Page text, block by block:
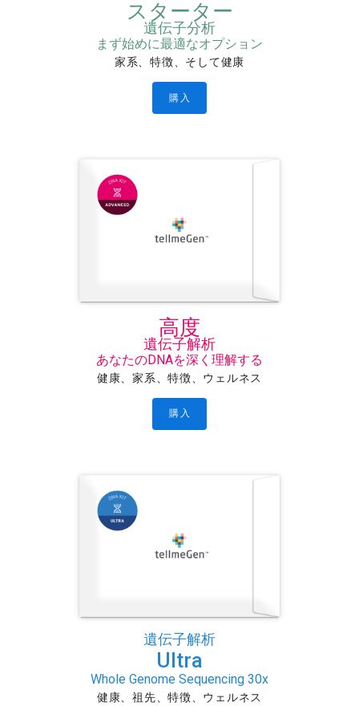
スターター
遺伝子分析
まず始めに最適なオプション
家系、特徴、そして健康
購入
高度
遺伝子解析
あなたのDNAを深く理解する
健康、家系、特徴、ウェルネス
購入
遺伝子解析
Ultra
Whole Genome Sequencing 30x
健康、祖先、特徴、ウェルネス